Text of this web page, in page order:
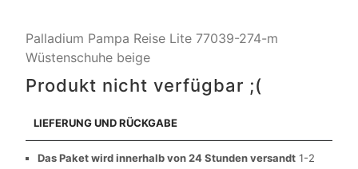
Palladium Pampa Reise Lite 77039-274-m
Wüstenschuhe beige
Produkt nicht verfügbar ;(
LIEFERUNG UND RÜCKGABE
Das Paket wird innerhalb von 24 Stunden versandt 1-2